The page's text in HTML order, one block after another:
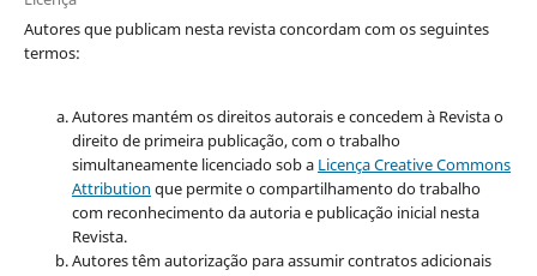
Autores que publicam nesta revista concordam com os seguintes
termos:
Autores mantém os direitos autorais e concedem à Revista o
direito de primeira publicação, com o trabalho
simultaneamente licenciado sob a Licença Creative Commons
Attribution que permite o compartilhamento do trabalho
com reconhecimento da autoria e publicação inicial nesta
Revista.
Autores têm autorização para assumir contratos adicionais